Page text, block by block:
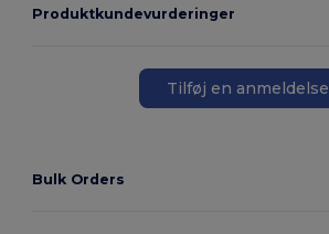
Produktkundevurderinger
Tilføj en anmeldelse
Bulk Orders